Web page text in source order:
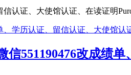
认证、大使馆认证、在读证明
551190476改成绩